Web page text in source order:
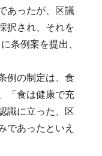
あったが、区議
択され、それを
条例案を提出、
例の制定は、食
「食は健康で充
識に立った、区
であったといえ